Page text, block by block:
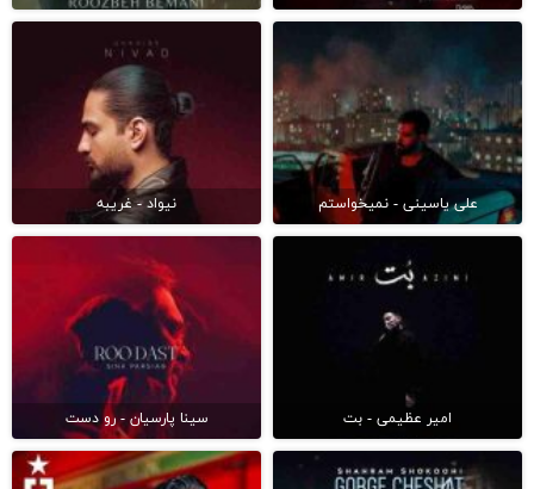
علی یاسینی - نمیخواستم نیواد - غریبه
امیر عظیمی - بت سینا پارسیان - رو دست